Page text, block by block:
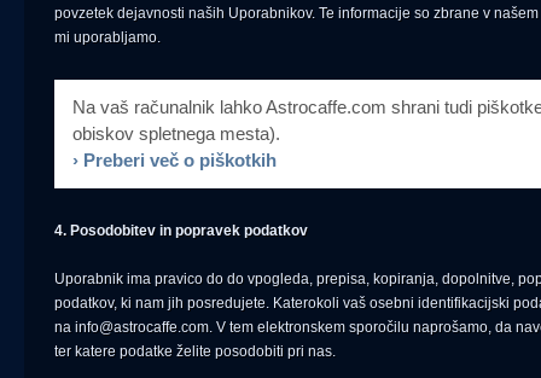
povzetek dejavnosti naših Uporabnikov. Te informacije so zbrane v
mi uporabljamo.
Na vaš računalnik lahko Astrocaffe.com shrani tudi
obiskov spletnega mesta).
› Preberi več o piškotkih
4. Posodobitev in popravek podatkov
Uporabnik ima pravico do do vpogleda, prepisa, kopiranja, dopolnitve,
podatkov, ki nam jih posredujete. Katerokoli vaš osebni identifikacijski
na info@astrocaffe.com. V tem elektronskem sporočilu naprošamo, da
ter katere podatke želite posodobiti pri nas.